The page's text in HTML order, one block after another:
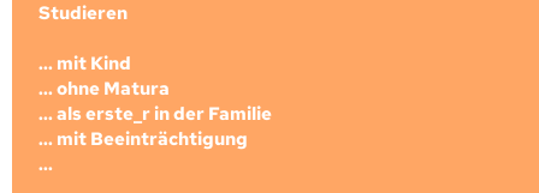
Studieren
... mit Kind
... ohne Matura
... als erste_r in der Familie
... mit Beeinträchtigung
...